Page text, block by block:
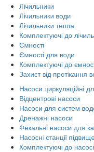
Лічильники
Лічильники води
Лічильники тепла
Комплектуючі до
Ємності
Ємності для води
Комплектуючі до
Захист від протікання
Насоси циркуляційні
Відцентрові насоси
Насоси для систем
Дренажні насоси
Фекальні насоси для
Насосні станції
Комплектуючі до